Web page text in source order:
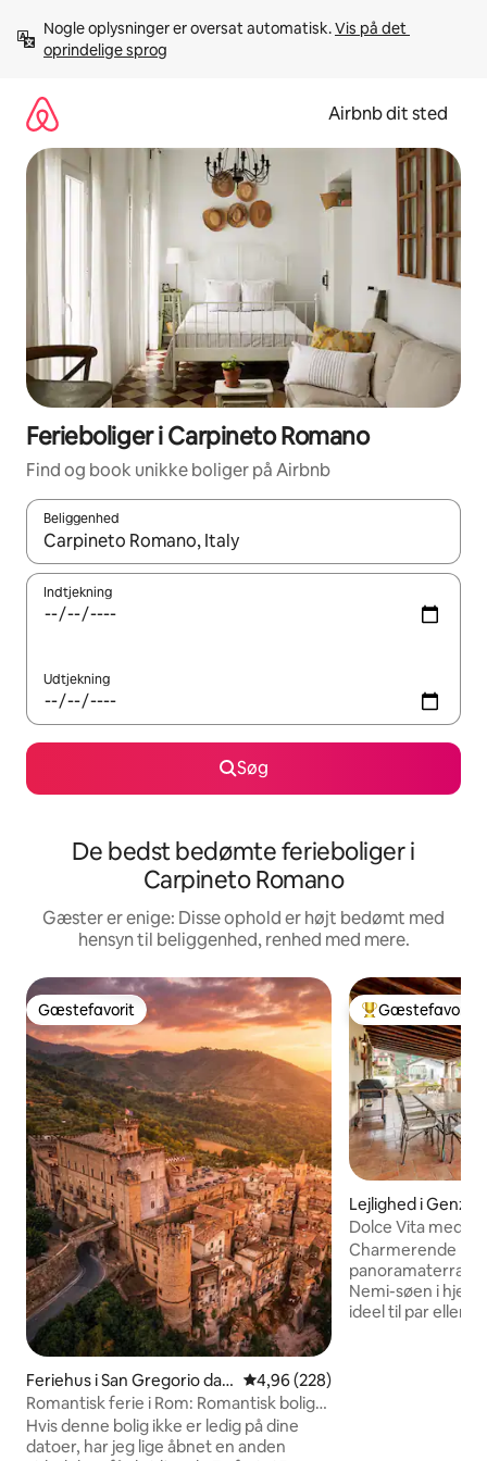
videre
Nogle oplysninger er oversat automatisk. Vis på det
oprindelige sprog
Airbnb dit sted
Ferieboliger i Carpineto Romano
Find og book unikke boliger på Airbnb
Beliggenhed
Når resultaterne er tilgængelige, skal du navigere med
Indtjekning
Udtjekning
Søg
De bedst bedømte ferieboliger i
Carpineto Romano
Gæster er enige: Disse ophold er højt bedømt med
hensyn til beliggenhed, renhed med mere.
Gæstefavorit
Gæstefavorit
Feriehus i San Gregorio da S
assola
4,96 ud af 5 i gennemsnitlig
4,96 (228)
Romantisk ferie i Rom: Romantisk bolig
med 2 soveværelser i slot
Hvis denne bolig ikke er ledig på dine
datoer, har jeg lige åbnet en anden
Bedste
Gæstefavorit
Lejlighed i
Dolce Vita med
nær Rom
Charmerende
Nemi-søen i
ideel til par eller familier.